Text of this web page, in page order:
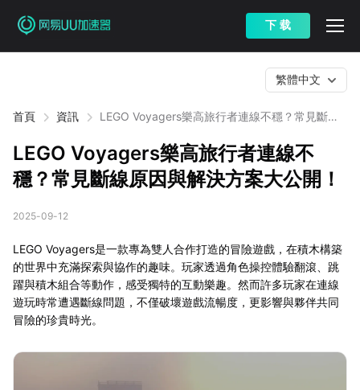
下 载
首頁 資訊
LEGO Voyagers樂高旅行者連線不穩？常見斷線
繁體中文
LEGO Voyagers樂高旅行者連線不
穩？常見斷線原因與解決方案大公開！
2025-09-12
LEGO Voyagers是一款專為雙人合作打造的冒險遊戲，在積木構築
的世界中充滿探索與協作的趣味。玩家透過角色操控體驗翻滾、跳
躍與積木組合等動作，感受獨特的互動樂趣。然而許多玩家在連線
遊玩時常遭遇斷線問題，不僅破壞遊戲流暢度，更影響與夥伴共同
冒險的珍貴時光。